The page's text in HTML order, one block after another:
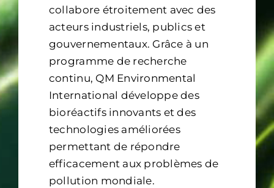
collabore étroitement avec des
acteurs industriels, publics et
gouvernementaux. Grâce à un
programme de recherche
continu, QM Environmental
International développe des
bioréactifs innovants et des
technologies améliorées
permettant de répondre
efficacement aux problèmes de
pollution mondiale.